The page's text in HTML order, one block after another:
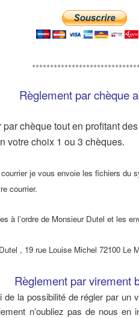
Règlement par chèque
chèque tout en profitant
votre choix 1 ou 3 chèques.
je vous envoie les fichiers du
courrier.
à l’ordre de Monsieur Dutel et les
, 19 rue Louise Michel 72100 Le
Règlement par virement
la possibilité de régler par un
n’oubliez pas de nous en